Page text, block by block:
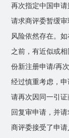
再次指定中国申
请求商评委暂缓
风险依然存在。
之前，有近似或
份新注册申请/再
经过慎重考虑，
请再次因同一引
回复审申请，并
商评委接受了申